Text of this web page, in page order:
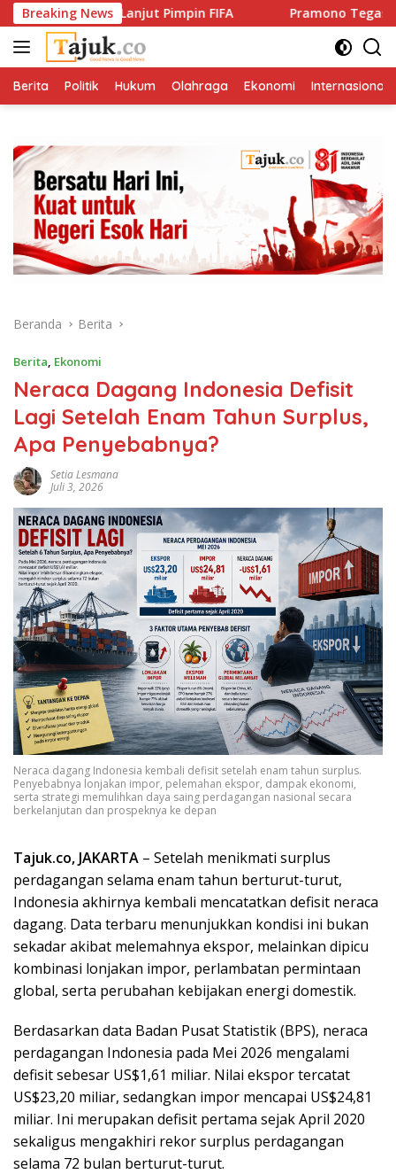
Langsung
ke
konten
Breaking News
Lanjut Pimpin FIFA Pramono Tegaskan
Berita Politik Hukum Olahraga Ekonomi Internasional
Beranda Berita
Berita, Ekonomi
Neraca Dagang Indonesia Defisit
Lagi Setelah Enam Tahun Surplus,
Apa Penyebabnya?
Setia Lesmana
Juli 3, 2026
Neraca dagang Indonesia kembali defisit setelah enam tahun surplus.
Penyebabnya lonjakan impor, pelemahan ekspor, dampak ekonomi,
serta strategi memulihkan daya saing perdagangan nasional secara
berkelanjutan dan prospeknya ke depan
Tajuk.co, JAKARTA – Setelah menikmati surplus
perdagangan selama enam tahun berturut-turut,
Indonesia akhirnya kembali mencatatkan defisit neraca
dagang. Data terbaru menunjukkan kondisi ini bukan
sekadar akibat melemahnya ekspor, melainkan dipicu
kombinasi lonjakan impor, perlambatan permintaan
global, serta perubahan kebijakan energi domestik.
Berdasarkan data Badan Pusat Statistik (BPS), neraca
perdagangan Indonesia pada Mei 2026 mengalami
defisit sebesar US$1,61 miliar. Nilai ekspor tercatat
US$23,20 miliar, sedangkan impor mencapai US$24,81
miliar. Ini merupakan defisit pertama sejak April 2020
sekaligus mengakhiri rekor surplus perdagangan
selama 72 bulan berturut-turut.